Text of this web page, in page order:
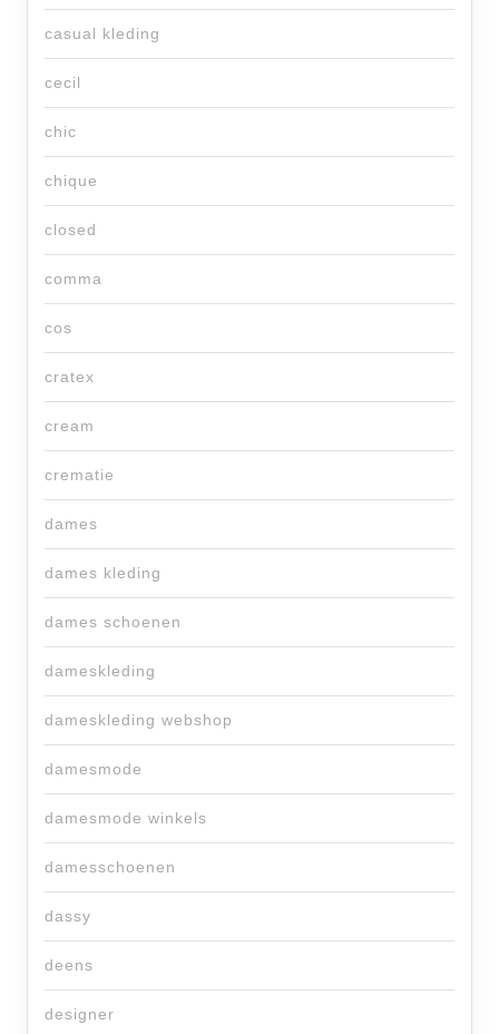
casual kleding
cecil
chic
chique
closed
comma
cos
cratex
cream
crematie
dames
dames kleding
dames schoenen
dameskleding
dameskleding webshop
damesmode
damesmode winkels
damesschoenen
dassy
deens
designer